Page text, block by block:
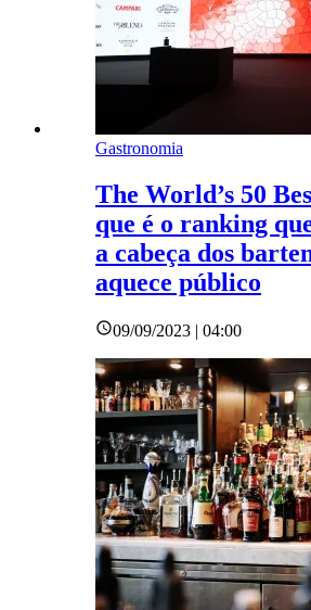
Gastronomia
The World’s 50
que é o ranking
a cabeça dos
aquece público
09/09/2023 | 04:00